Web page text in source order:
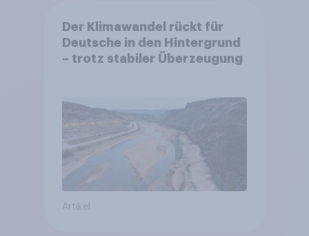
Der Klimawandel rückt für
Deutsche in den Hintergrund
– trotz stabiler Überzeugung
Artikel